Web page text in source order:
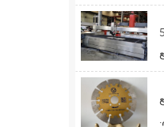
آلة قطع القلاب ذات 5